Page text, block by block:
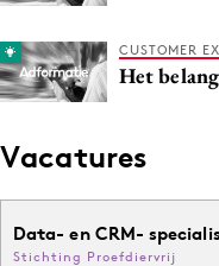
CUSTOMER
Het
Vacatures
Data- en CRM-
Stichting Proefdiervrij